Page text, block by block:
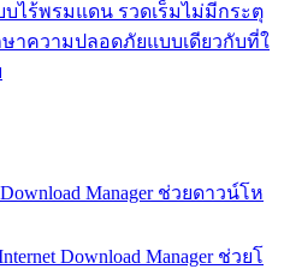
ไร้พรมแดน รวดเร็มไม่มีกระตุ
าความปลอดภัยแบบเดียวกับที่ใ
Manager ช่วยดาวน์โห
Download Manager ช่วยโ